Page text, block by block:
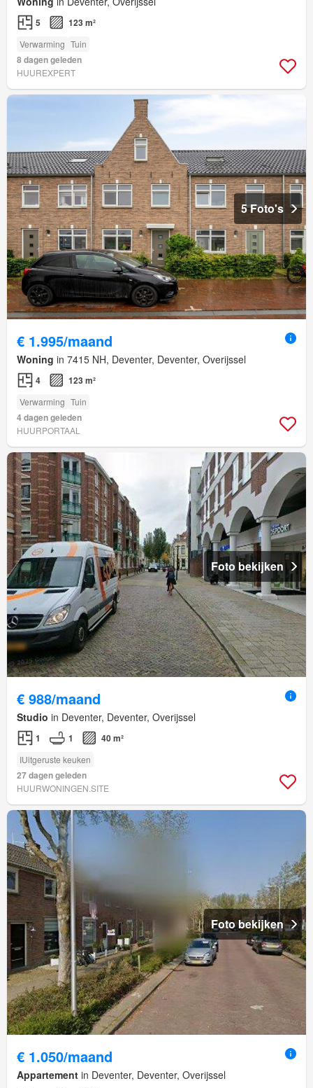
5 123 m²
Verwarming Tuin
8 dagen geleden
HUUREXPERT
5 Foto's
€ 1.995/maand
Woning in 7415 NH, Deventer, Deventer, Overijssel
4 123 m²
Verwarming Tuin
4 dagen geleden
HUURPORTAAL
Foto bekijken
€ 988/maand
Studio in Deventer, Deventer, Overijssel
1 1 40 m²
IUitgeruste keuken
27 dagen geleden
HUURWONINGEN.SITE
Foto bekijken
€ 1.050/maand
Appartement in Deventer, Deventer, Overijssel